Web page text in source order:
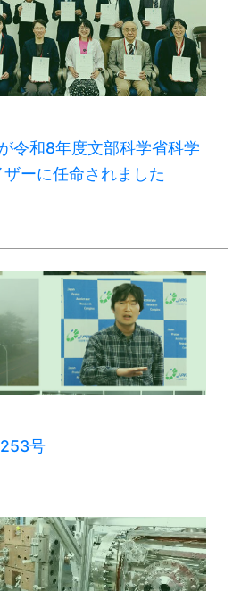
令和8年度文部科学省科学
ーに任命されました
号